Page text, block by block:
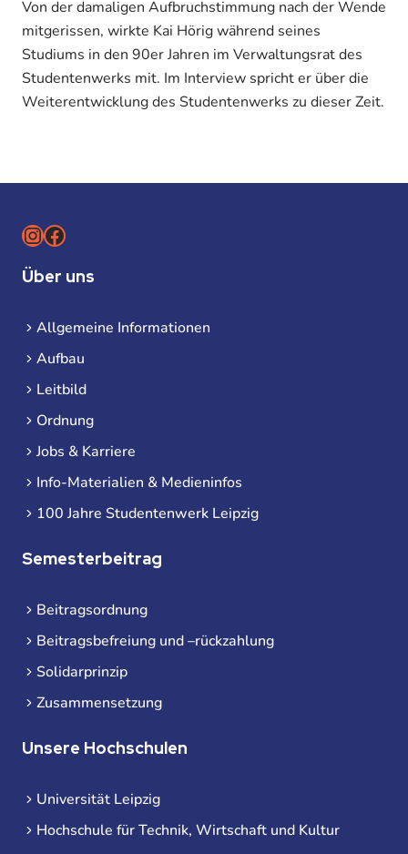
Von der damaligen Aufbruchstimmung nach der Wende
mitgerissen, wirkte Kai Hörig während seines
Studiums in den 90er Jahren im Verwaltungsrat des
Studentenwerks mit. Im Interview spricht er über die
Weiterentwicklung des Studentenwerks zu dieser Zeit.
Instagram
Facebook
Über uns
Allgemeine Informationen
Aufbau
Leitbild
Ordnung
Jobs & Karriere
Info-Materialien & Medieninfos
100 Jahre Studentenwerk Leipzig
Semesterbeitrag
Beitragsordnung
Beitragsbefreiung und –rückzahlung
Solidarprinzip
Zusammensetzung
Unsere Hochschulen
Universität Leipzig
Hochschule für Technik, Wirtschaft und Kultur